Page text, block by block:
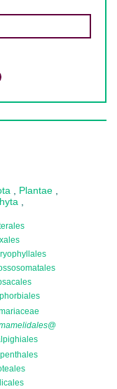
Plantae
@